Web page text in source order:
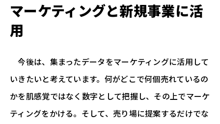
マーケティングと新規事業に活
用
今後は、集まったデータをマーケティングに活用して
いきたいと考えています。何がどこで何個売れているの
かを肌感覚ではなく数字として把握し、その上でマーケ
ティングをかける。そして、売り場に提案するだけでな